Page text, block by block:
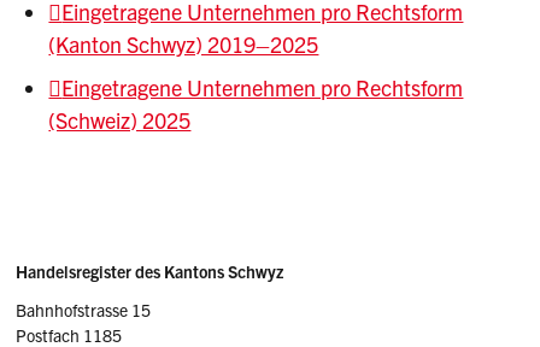
Eingetragene Unternehmen pro Rechtsform
(Kanton Schwyz) 2019–2025
Eingetragene Unternehmen pro Rechtsform
(Schweiz) 2025
Sidebar
Adresse
Handelsregister des Kantons Schwyz
Bahnhofstrasse 15
Postfach 1185